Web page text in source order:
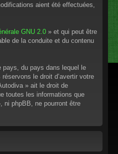
aient été effectuées,
GNU 2.0 » et qui peut être
de la conduite et du contenu
pays, du pays dans lequel le
le droit d’avertir votre
» ait le droit de
toutes les informations que
ni phpBB, ne pourront être